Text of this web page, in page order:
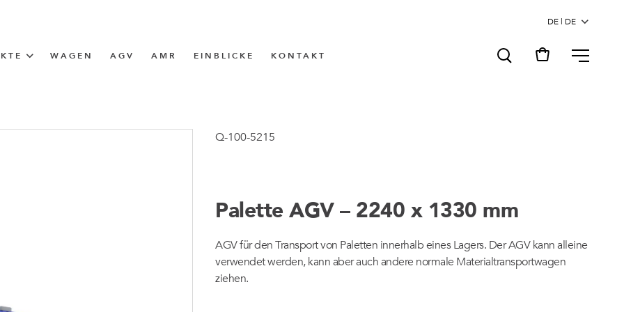
(I-Frame)
WAGEN AGV AMR EINBLICKE KONTAKT MENU
Q-100-5215
Palette AGV – 2240 x 1330 mm
AGV für den Transport von Paletten innerhalb eines Lagers. Der AGV kann alleine
verwendet werden, kann aber auch andere normale Materialtransportwagen
ziehen.